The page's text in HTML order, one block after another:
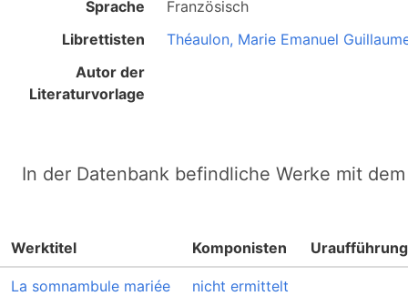
Sprache
Französisch
Librettisten
Théaulon, Marie Emanuel
Autor der
Literaturvorlage
In der Datenbank befindliche Werke mit
Werktitel Komponisten Uraufführung
La somnambule mariée nicht ermittelt